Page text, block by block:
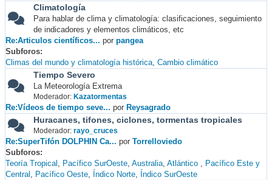
Climatología
Para hablar de clima y climatología: clasificaciones, seguimiento
de indicadores y elementos climáticos, etc
Re:Articulos científicos... por pangea
Subforos
Climas del mundo y climatología histórica Cambio climático
Tiempo Severo
La Meteorología Extrema
Moderador: Kazatormentas
Re:Vídeos de tiempo seve... por Reysagrado
Huracanes, tifones, ciclones, tormentas tropicales
Moderador: rayo_cruces
Re:SuperTifón DOLPHIN Ca... por Torrelloviedo
Subforos
Teoría Tropical
Pacífico SurOeste Australia Atlántico
Pacífico Este y
Central
Pacífico Oeste Índico Norte Índico SurOeste